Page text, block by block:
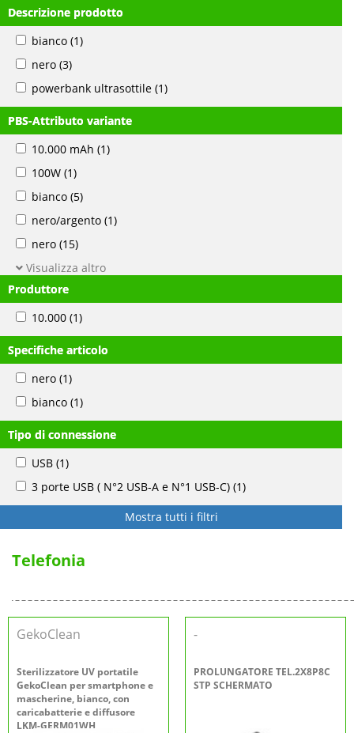
Descrizione prodotto
bianco (1)
nero (3)
powerbank ultrasottile (1)
PBS-Attributo variante
10.000 mAh (1)
100W (1)
bianco (5)
nero/argento (1)
nero (15)
Visualizza altro
Produttore
10.000 (1)
Specifiche articolo
nero (1)
bianco (1)
Tipo di connessione
USB (1)
3 porte USB ( N°2 USB-A e N°1 USB-C) (1)
Mostra tutti i filtri
Telefonia
GekoClean
Sterilizzatore UV portatile
GekoClean per smartphone e
mascherine, bianco, con
caricabatterie e diffusore
LKM-GERM01WH
-
PROLUNGATORE TEL.2X8P8C
STP SCHERMATO